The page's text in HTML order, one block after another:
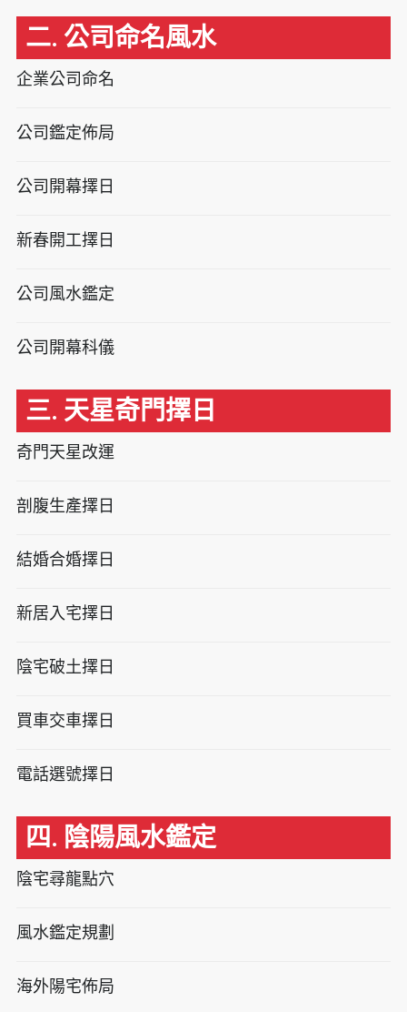
二. 公司命名風水
企業公司命名
公司鑑定佈局
公司開幕擇日
新春開工擇日
公司風水鑑定
公司開幕科儀
三. 天星奇門擇日
奇門天星改運
剖腹生產擇日
結婚合婚擇日
新居入宅擇日
陰宅破土擇日
買車交車擇日
電話選號擇日
四. 陰陽風水鑑定
陰宅尋龍點穴
風水鑑定規劃
海外陽宅佈局